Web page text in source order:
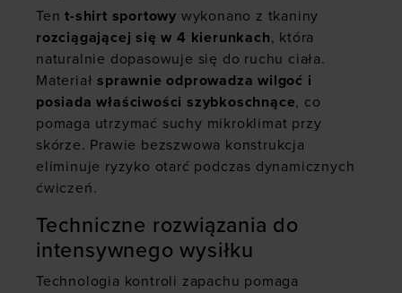
Tent-shirt sportowy wykonano z tkaniny
rozciągającej się w 4 kierunkach, która
naturalnie dopasowuje się do ruchu ciała.
Materiałsprawnie odprowadza wilgoć i
posiada właściwości szybkoschnące, co
pomaga utrzymać suchy mikroklimat przy
skórze. Prawie bezszwowa konstrukcja
eliminuje ryzyko otarć podczas dynamicznych
ćwiczeń.
Techniczne rozwiązania do
intensywnego wysiłku
Technologia kontroli zapachu pomaga